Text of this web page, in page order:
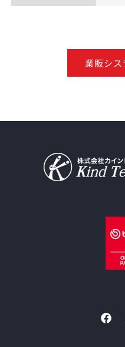
業販シ